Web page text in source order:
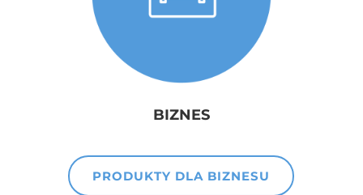
BIZNES
PRODUKTY DLA BIZNESU